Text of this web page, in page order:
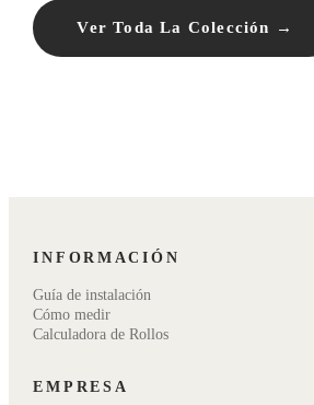
Ver Toda La Colección →
INFORMACIÓN
Guía de instalación
Cómo medir
Calculadora de Rollos
EMPRESA